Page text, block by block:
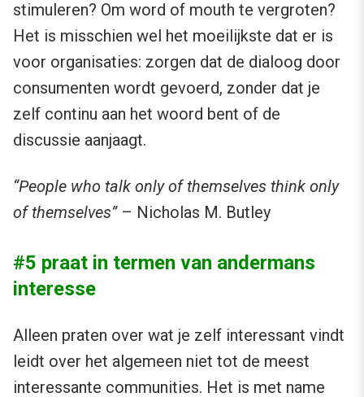
stimuleren? Om word of mouth te vergroten?
Het is misschien wel het moeilijkste dat er is
voor organisaties: zorgen dat de dialoog door
consumenten wordt gevoerd, zonder dat je
zelf continu aan het woord bent of de
discussie aanjaagt.
“People who talk only of themselves think only
of themselves”– Nicholas M. Butley
#5 praat in termen van andermans
interesse
Alleen praten over wat je zelf interessant vindt
leidt over het algemeen niet tot de meest
interessante communities. Het is met name